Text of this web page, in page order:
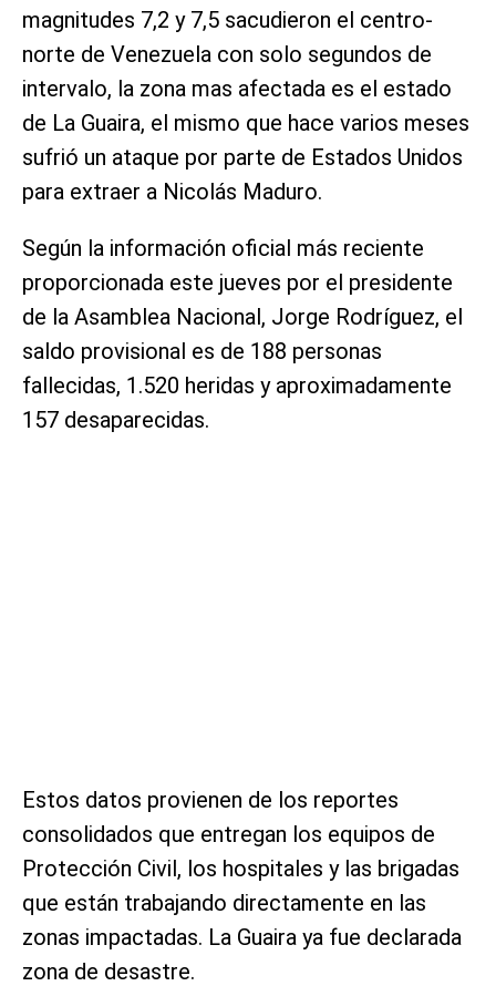
magnitudes 7,2 y 7,5 sacudieron el centro-
norte de Venezuela con solo segundos de
intervalo, la zona mas afectada es el estado
de La Guaira, el mismo que hace varios meses
sufrió un ataque por parte de Estados Unidos
para extraer a Nicolás Maduro.
Según la información oficial más reciente
proporcionada este jueves por el presidente
de la Asamblea Nacional, Jorge Rodríguez, el
saldo provisional es de 188 personas
fallecidas, 1.520 heridas y aproximadamente
157 desaparecidas.
Estos datos provienen de los reportes
consolidados que entregan los equipos de
Protección Civil, los hospitales y las brigadas
que están trabajando directamente en las
zonas impactadas. La Guaira ya fue declarada
zona de desastre.